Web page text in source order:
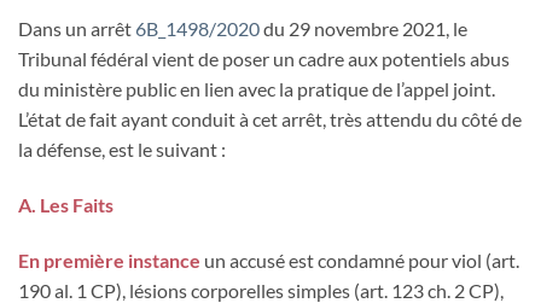
Dans un arrêt 6B_1498/2020du 29 novembre 2021, le
Tribunal fédéral vient de poser un cadre aux potentiels abus
du ministère public en lien avec la pratique de l’appel joint.
L’état de fait ayant conduit à cet arrêt, très attendu du côté de
la défense, est le suivant :
A. Les Faits
En première instance un accusé est condamné pour viol (art.
190 al. 1 CP), lésions corporelles simples (art. 123 ch. 2 CP),